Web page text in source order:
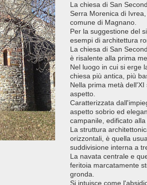
La chiesa di San
Serra Morenica di
comune di Magnano.
Per la suggestione del
esempi di architettura
La chiesa di San
è risalente alla prima
Nel luogo in cui si erge
chiesa più antica, più
Nella prima metà
aspetto.
Caratterizzata
aspetto sobrio ed
campanile, edificato
La struttura
orizzontali, è quella
suddivisione interna a
La navata centrale e
feritoia marcatamente
gronda.
Si intuisce come